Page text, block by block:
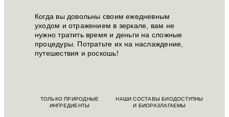
Когда вы довольны своим ежедневным
уходом и отражением в зеркале, вам не
нужно тратить время и деньги на сложные
процедуры. Потратьте их на наслаждение,
путешествия и роскошь!
ТОЛЬКО ПРИРОДНЫЕ
ИНГРЕДИЕНТЫ
НАШИ СОСТАВЫ БИОДОСТУПНЫ
И БИОРАЗЛАГАЕМЫ